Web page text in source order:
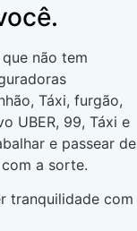
não tem
Táxi, furgão,
UBER, 99, Táxi e
e passear de
a sorte.
tranquilidade com